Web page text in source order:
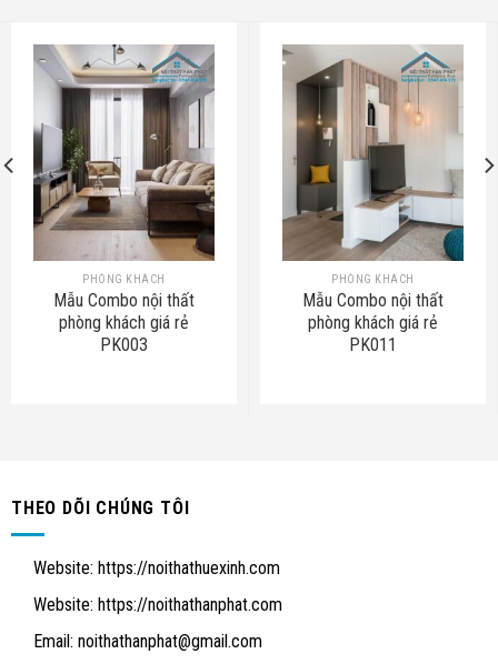
PHÒNG KHÁCH
Mẫu Combo nội thất
phòng khách giá rẻ
PK003
PHÒNG KHÁCH
Mẫu Combo nội thất
phòng khách giá rẻ
PK011
THEO DÕI CHÚNG TÔI
Website: https://noithathuexinh.com
Website: https://noithathanphat.com
Email: noithathanphat@gmail.com